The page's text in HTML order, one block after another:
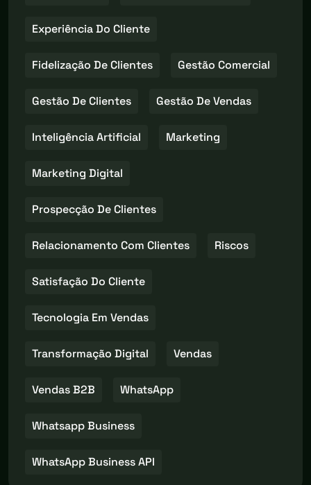
Experiência Do Cliente
Fidelização De Clientes Gestão Comercial
Gestão De Clientes Gestão De Vendas
Inteligência Artificial Marketing
Marketing Digital
Prospecção De Clientes
Relacionamento Com Clientes Riscos
Satisfação Do Cliente
Tecnologia Em Vendas
Transformação Digital Vendas
Vendas B2B WhatsApp
Whatsapp Business
WhatsApp Business API